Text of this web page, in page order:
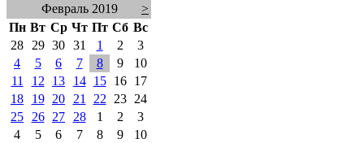
Февраль 2019
>
Пн Вт Ср Чт Пт Сб Вс
28
29 30 31 1 2
3
4
5 6 7 8 9
10
11
12 13 14 15 16
17
18
19 20 21 22 23
24
25
26 27 28 1 2
3
4
5 6 7 8 9 10